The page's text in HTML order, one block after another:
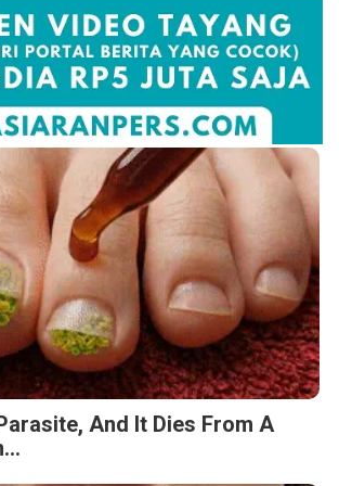
And It Dies From A